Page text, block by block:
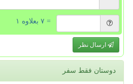
= ۷ بعلاوه ۱
ارسال نظر
دوستان فقط سفر